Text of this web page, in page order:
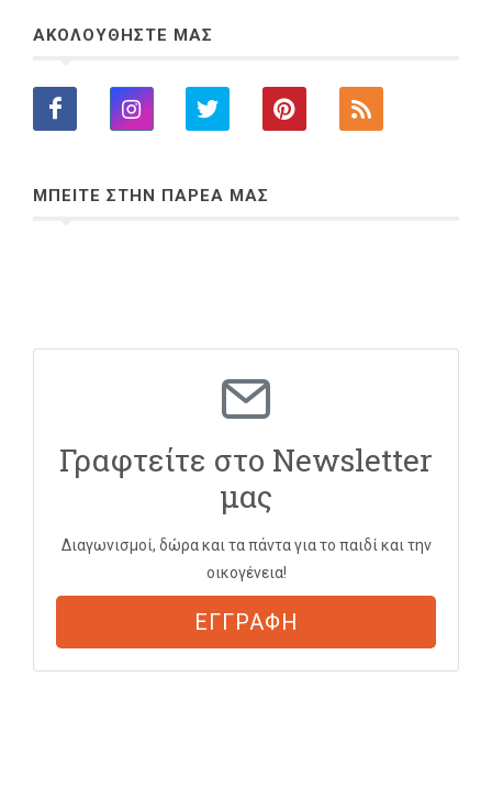
ΑΚΟΛΟΥΘΗΣΤΕ ΜΑΣ
ΜΠΕΙΤΕ ΣΤΗΝ ΠΑΡΕΑ ΜΑΣ
Γραφτείτε στο Newsletter
μας
Διαγωνισμοί, δώρα και τα πάντα για το παιδί και την
οικογένεια!
ΕΓΓΡΑΦΗ